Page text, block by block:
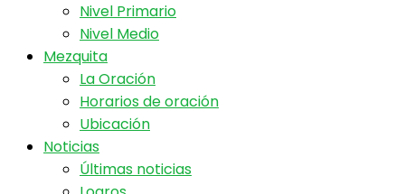
Nivel Primario
Nivel Medio
Mezquita
La Oración
Horarios de oración
Ubicación
Noticias
Últimas noticias